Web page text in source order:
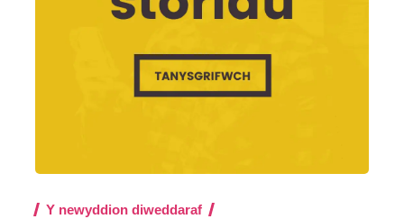
Y newyddion diweddaraf